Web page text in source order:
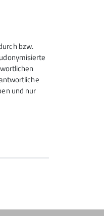
des
e.V.
bzw.
und nur